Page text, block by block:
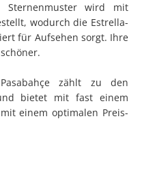
Sternenmuster wird mit
wodurch die Estrella-
für Aufsehen sorgt. Ihre
zählt zu den
bietet mit fast einem
einem optimalen Preis-